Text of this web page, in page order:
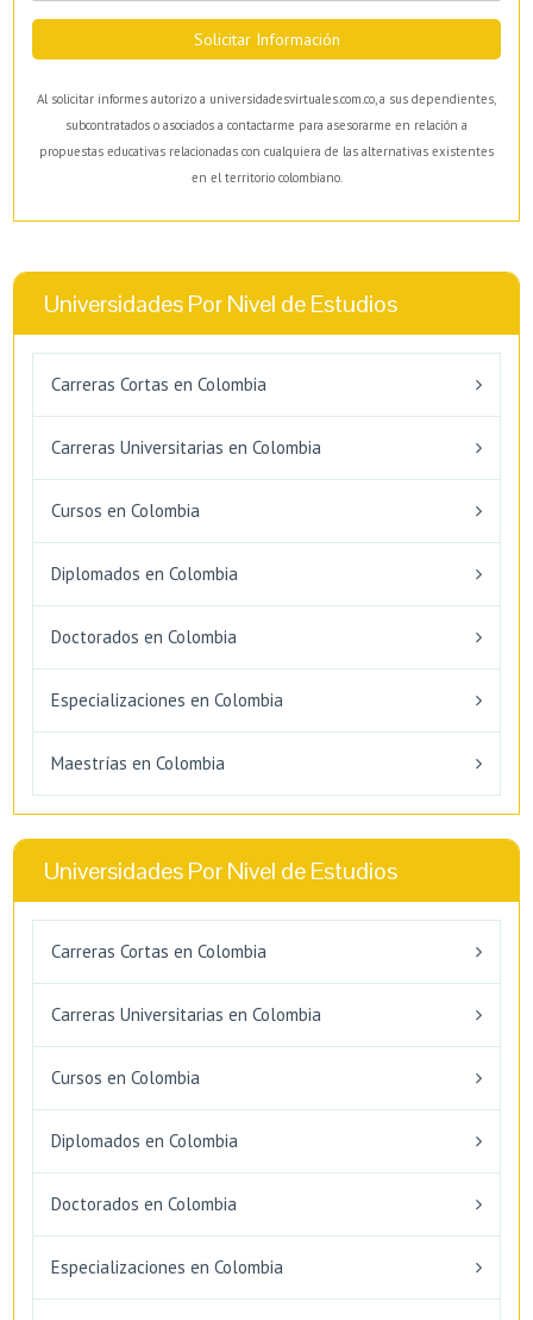
Solicitar Información
Al solicitar informes autorizo a universidadesvirtuales.com.co, a sus dependientes,
subcontratados o asociados a contactarme para asesorarme en relación a
propuestas educativas relacionadas con cualquiera de las alternativas existentes
en el territorio colombiano.
Universidades Por Nivel de Estudios
Carreras Cortas en Colombia
Carreras Universitarias en Colombia
Cursos en Colombia
Diplomados en Colombia
Doctorados en Colombia
Especializaciones en Colombia
Maestrías en Colombia
Universidades Por Nivel de Estudios
Carreras Cortas en Colombia
Carreras Universitarias en Colombia
Cursos en Colombia
Diplomados en Colombia
Doctorados en Colombia
Especializaciones en Colombia